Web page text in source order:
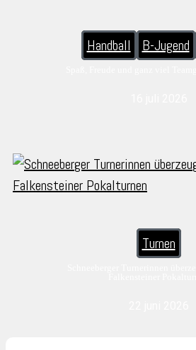
Handball B-Jugend
Turnen